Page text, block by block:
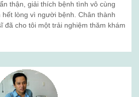
thận, giải thích bệnh tình vô cùng
hết lòng vì người bệnh. Chân thành
đã cho tôi một trải nghiệm thăm khám